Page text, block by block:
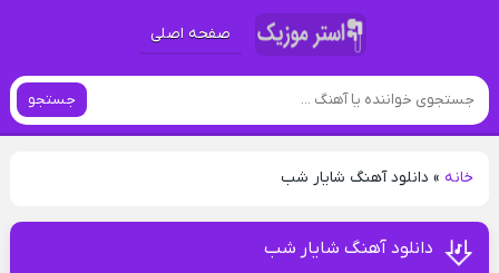
صفحه اصلی
جستجو
خانه» دانلود آهنگ شایار شب
دانلود آهنگ شایار شب